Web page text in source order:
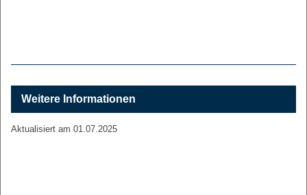
Weitere Informationen
Aktualisiert am 01.07.2025